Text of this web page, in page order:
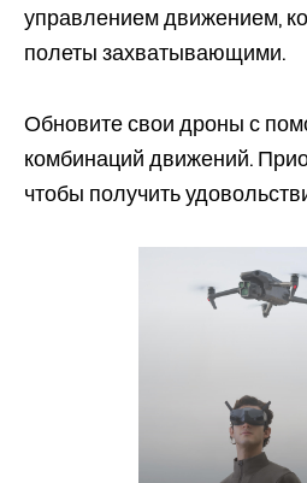
управлением движением,
полеты захватывающими.
Обновите свои дроны с
комбинаций движений.
чтобы получить